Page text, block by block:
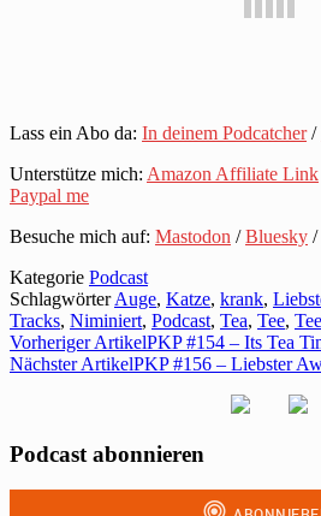
Lass ein Abo da: In deinem Podcatcher/
Unterstütze mich: Amazon Affiliate Link
Paypal me
Besuche mich auf: Mastodon /Bluesky /
Kategorie Podcast
SchlagwörterAuge, Katze, krank,
Tracks, Niminiert, Podcast, Tea, Tee,
Vorheriger ArtikelPKP #154 – Its Tea
Nächster ArtikelPKP #156 – Liebster
Podcast abonnieren